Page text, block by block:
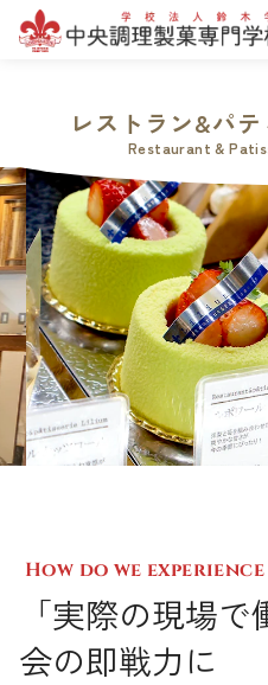
ン
ツ
へ
移
レストラン&パ
How do we experience
「実際の現場
会の即戦力に